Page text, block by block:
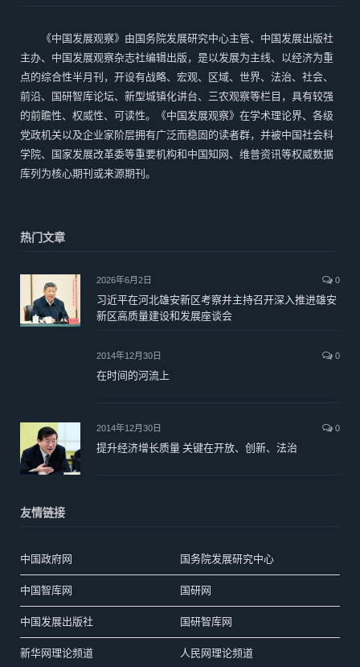
《中国发展观察》由国务院发展研究中心主管、中国发展出版社
主办、中国发展观察杂志社编辑出版，是以发展为主线、以经济为重
点的综合性半月刊，开设有战略、宏观、区域、世界、法治、社会、
前沿、国研智库论坛、新型城镇化讲台、三农观察等栏目，具有较强
的前瞻性、权威性、可读性。《中国发展观察》在学术理论界、各级
党政机关以及企业家阶层拥有广泛而稳固的读者群，并被中国社会科
学院、国家发展改革委等重要机构和中国知网、维普资讯等权威数据
库列为核心期刊或来源期刊。
热门文章
2026年6月2日 0
习近平在河北雄安新区考察并主持召开深入推进雄安
新区高质量建设和发展座谈会
2014年12月30日 0
在时间的河流上
2014年12月30日 0
提升经济增长质量 关键在开放、创新、法治
友情链接
中国政府网 国务院发展研究中心
中国智库网 国研网
中国发展出版社 国研智库网
新华网理论频道 人民网理论频道